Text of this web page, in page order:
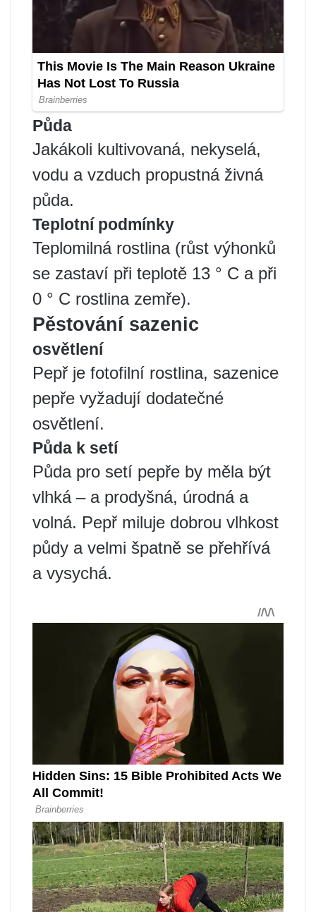
Půda
Jakákoli kultivovaná, nekyselá,
vodu a vzduch propustná živná
půda.
Teplotní podmínky
Teplomilná rostlina (růst výhonků
se zastaví při teplotě 13 ° C a při
0 ° C rostlina zemře).
Pěstování sazenic
osvětlení
Pepř je fotofilní rostlina, sazenice
pepře vyžadují dodatečné
osvětlení.
Půda k setí
Půda pro setí pepře by měla být
vlhká – a prodyšná, úrodná a
volná. Pepř miluje dobrou vlhkost
půdy a velmi špatně se přehřívá
a vysychá.